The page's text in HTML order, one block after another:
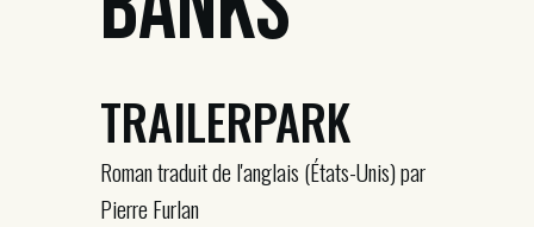
TRAILERPARK
Roman traduit de l'anglais (États-Unis) par
Pierre Furlan